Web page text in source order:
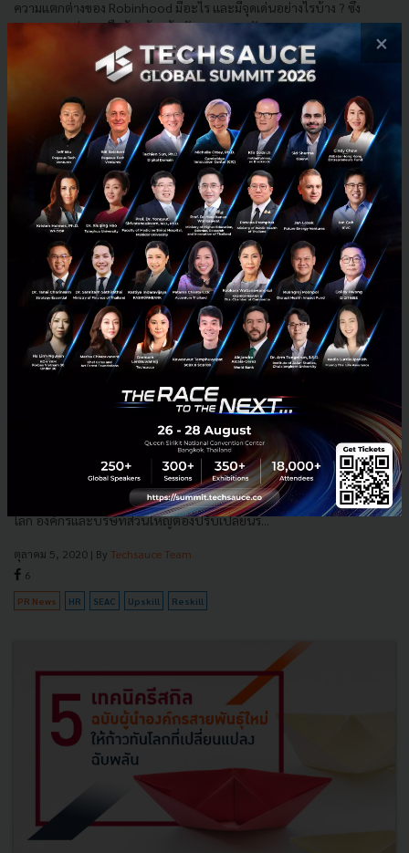
ความแตกต่างของ Robinhood มีอะไร และมีจุดเด่นอย่างไรบ้าง ? ซึ่ง
นอกจากจะช่วยเหลือร้านค้าแล้ว ยัง Reskill พนักงา...
กุมภาพันธ์ 14, 2021| ByTechsauce Team
Exec Insight Podcast Reskill Robinhood robinhood-food-delivery
ลมเปลี่ยนทิศ ความท้าทายครั้งใหม่ของ HR กับ 8 แนวทางพา
องค์กรปรับตัวเข้าสู่ NEW ECONOMY
รูปแบบการใช้ชีวิตที่ไม่เหมือนเดิมในยุคหลังโควิด-19 การปรับตัวของคน
เพื่อเข้าสู่สังคมครั้งใหม่จะส่งผลอย่างมหาศาลต่อเศรษฐกิจและสังคมทั่วทั้ง
โลก องค์กรและบริษัทส่วนใหญ่ต้องปรับเปลี่ยนร...
ตุลาคม 5, 2020 | By Techsauce Team
6
PR News HR SEAC Upskill Reskill
×